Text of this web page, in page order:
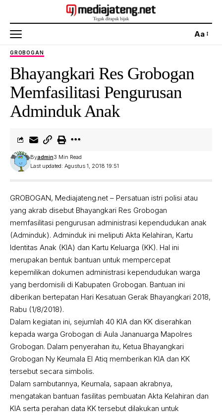
Aa
GROBOGAN
Bhayangkari Res Grobogan
Memfasilitasi Pengurusan
Adminduk Anak
Last updated: Agustus 1, 2018 19:51
Byadmin3 Min Read
GROBOGAN, Mediajateng.net – Persatuan istri polisi atau
yang akrab disebut Bhayangkari Res Grobogan
memfasilitasi pengurusan administrasi kependudukan anak
(Adminduk). Adminduk ini meliputi Akta Kelahiran, Kartu
Identitas Anak (KIA) dan Kartu Keluarga (KK). Hal ini
merupakan bentuk bantuan untuk mempercepat
kepemilikan dokumen administrasi kependudukan warga
yang berdomisili di Kabupaten Grobogan. Bantuan ini
diberikan bertepatan Hari Kesatuan Gerak Bhayangkari 2018,
Rabu (1/8/2018).
Dalam kegiatan ini, sejumlah 40 KIA dan KK diserahkan
kepada warga Grobogan di Aula Jananuarga Mapolres
Grobogan. Dalam penyerahan itu, Ketua Bhayangkari
Grobogan Ny Keumala El Atiq memberikan KIA dan KK
tersebut secara simbolis.
Dalam sambutannya, Keumala, sapaan akrabnya,
mengatakan bantuan fasilitas pembuatan Akta Kelahiran dan
KIA serta perahan data KK tersebut dilakukan untuk